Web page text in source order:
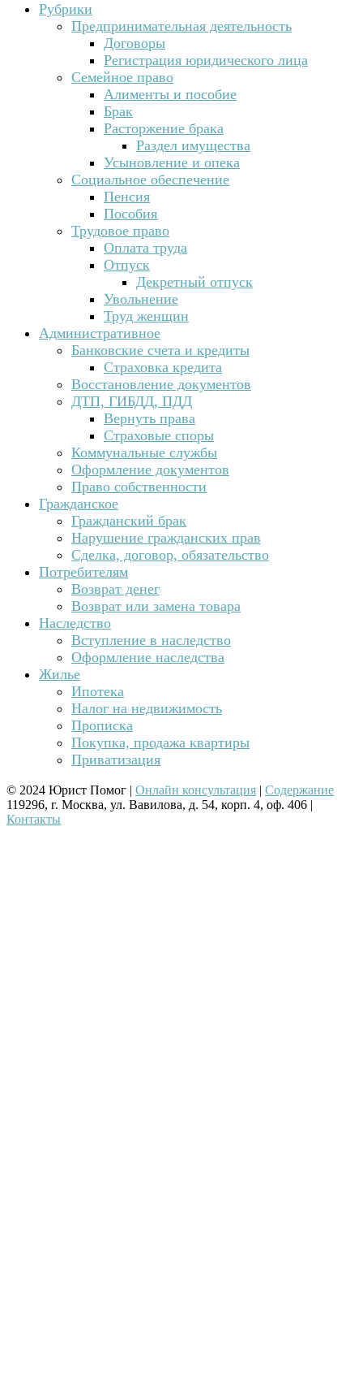
Рубрики
Предпринимательная деятельность
Договоры
Регистрация юридического лица
Семейное право
Алименты и пособие
Брак
Расторжение брака
Раздел имущества
Усыновление и опека
Социальное обеспечение
Пенсия
Пособия
Трудовое право
Оплата труда
Отпуск
Декретный отпуск
Увольнение
Труд женщин
Административное
Банковские счета и кредиты
Страховка кредита
Восстановление документов
ДТП, ГИБДД, ПДД
Вернуть права
Страховые споры
Коммунальные службы
Оформление документов
Право собственности
Гражданское
Гражданский брак
Нарушение гражданских прав
Сделка, договор, обязательство
Потребителям
Возврат денег
Возврат или замена товара
Наследство
Вступление в наследство
Оформление наследства
Жилье
Ипотека
Налог на недвижимость
Прописка
Покупка, продажа квартиры
Приватизация
© 2024 Юрист Помог | Онлайн консультация | Содержание
119296, г. Москва, ул. Вавилова, д. 54, корп. 4, оф. 406 |
Контакты